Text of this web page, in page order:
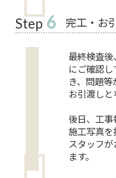
Step 6 完工・お
最終検査
にご確認
き、問題
お引渡しと
後日、工事
施工写真を
スタッフ
ます。